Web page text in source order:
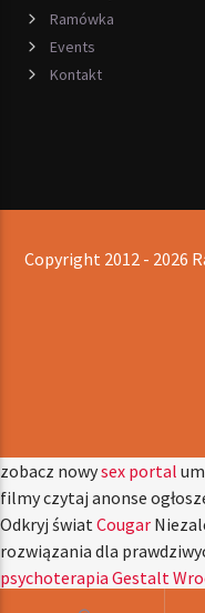
Ramówka
Events
Kontakt
Copyright 2012 - 2026
zobacz nowysex portal
filmy czytaj anonse
Odkryj światCougar
rozwiązania dla
psychoterapia Gestalt
hydraulik warszawa